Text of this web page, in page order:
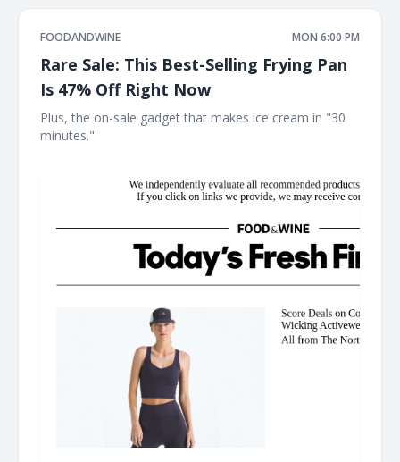
FOODANDWINE MON 6:00 PM
Rare Sale: This Best-Selling Frying Pan
Is 47% Off Right Now
Plus, the on-sale gadget that makes ice cream in "30
minutes." ‌ ‌ ‌ ‌ ‌ ‌ ‌ ‌ ‌ ‌ ‌ ‌ ‌ ‌ ‌ ‌ ‌ ‌ ‌ ‌ ‌ ‌ ‌ ‌ ‌ ‌ ‌ ‌ ‌ ‌ ‌ ‌ ‌ ‌ ‌ ‌ ‌ ‌ ‌ ‌ ‌ ‌ ‌ ‌ ‌ ‌ ‌ ‌ ‌ ‌ ‌ ‌ ‌ ‌ ‌ ‌ ‌ ‌ ‌ ‌ ‌ ‌ ‌ ‌